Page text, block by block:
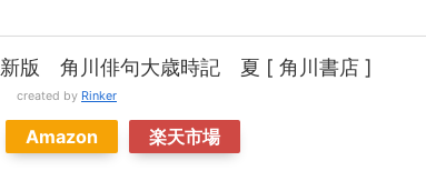
新版 角川俳句大歳時記 夏 [ 角川書店 ]
created by Rinker
Amazon 楽天市場